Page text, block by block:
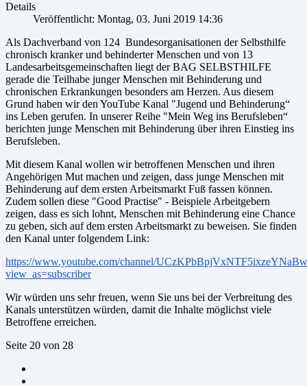
Details
Veröffentlicht: Montag, 03. Juni 2019 14:36
Als Dachverband von 124 Bundesorganisationen der Selbsthilfe
chronisch kranker und behinderter Menschen und von 13
Landesarbeitsgemeinschaften liegt der BAG SELBSTHILFE
gerade die Teilhabe junger Menschen mit Behinderung und
chronischen Erkrankungen besonders am Herzen. Aus diesem
Grund haben wir den YouTube Kanal "Jugend und Behinderung“
ins Leben gerufen. In unserer Reihe "Mein Weg ins Berufsleben“
berichten junge Menschen mit Behinderung über ihren Einstieg ins
Berufsleben.
Mit diesem Kanal wollen wir betroffenen Menschen und ihren
Angehörigen Mut machen und zeigen, dass junge Menschen mit
Behinderung auf dem ersten Arbeitsmarkt Fuß fassen können.
Zudem sollen diese "Good Practise" - Beispiele Arbeitgebern
zeigen, dass es sich lohnt, Menschen mit Behinderung eine Chance
zu geben, sich auf dem ersten Arbeitsmarkt zu beweisen. Sie finden
den Kanal unter folgendem Link:
https://www.youtube.com/channel/
view_as=subscriber
Wir würden uns sehr freuen, wenn Sie uns bei der Verbreitung des
Kanals unterstützen würden, damit die Inhalte möglichst viele
Betroffene erreichen.
Seite 20 von 28